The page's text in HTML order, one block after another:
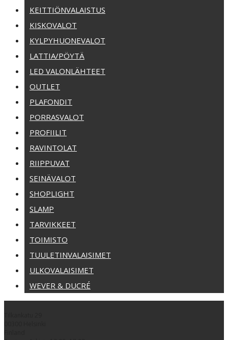
KEITTIÖNVALAISTUS
KISKOVALOT
KYLPYHUONEVALOT
LATTIA/PÖYTÄ
LED VALONLÄHTEET
OUTLET
PLAFONDIT
PORRASVALOT
PROFIILIT
RAVINTOLAT
RIIPPUVAT
SEINÄVALOT
SHOPLIGHT
SLAMP
TARVIKKEET
TOIMISTO
TUULETINVALAISIMET
ULKOVALAISIMET
WEVER & DUCRÉ